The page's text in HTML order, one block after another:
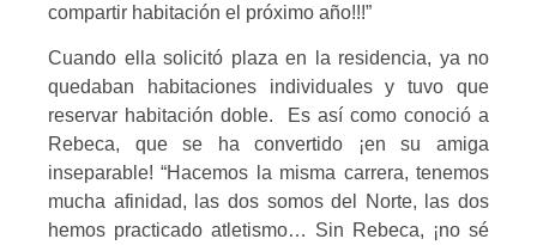
compartir habitación el próximo año!!!”
Cuando ella solicitó plaza en la residencia, ya no
quedaban habitaciones individuales y tuvo que
reservar habitación doble. Es así como conoció a
Rebeca, que se ha convertido ¡en su amiga
inseparable! “Hacemos la misma carrera, tenemos
mucha afinidad, las dos somos del Norte, las dos
hemos practicado atletismo… Sin Rebeca, ¡no sé